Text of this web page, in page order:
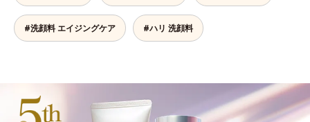
#洗顔料 エイジングケア #ハリ 洗顔料